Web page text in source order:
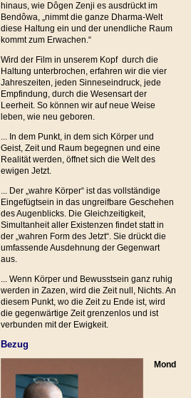
hinaus, wie Dôgen Zenji es ausdrückt im
Bendôwa, „nimmt die ganze Dharma-Welt
diese Haltung ein und der unendliche Raum
kommt zum Erwachen.“
Wird der Film in unserem Kopf durch die
Haltung unterbrochen, erfahren wir die vier
Jahreszeiten, jeden Sinneseindruck, jede
Empfindung, durch die Wesensart der
Leerheit. So können wir auf neue Weise
leben, wie neu geboren.
... In dem Punkt, in dem sich Körper und
Geist, Zeit und Raum begegnen und eine
Realität werden, öffnet sich die Welt des
ewigen Jetzt.
... Der „wahre Körper“ ist das vollständige
Eingefügtsein in das ungreifbare Geschehen
des Augenblicks. Die Gleichzeitigkeit,
Simultanheit aller Existenzen findet statt in
der „wahren Form des Jetzt“. Sie drückt die
umfassende Ausdehnung der Gegenwart
aus.
... Wenn Körper und Bewusstsein ganz ruhig
werden in Zazen, wird die Zeit null, Nichts. An
diesem Punkt, wo die Zeit zu Ende ist, wird
die gegenwärtige Zeit grenzenlos und ist
verbunden mit der Ewigkeit.
Bezug
Mond